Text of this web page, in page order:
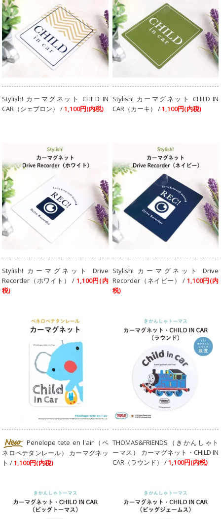
Stylish! カーマグネット CHILD IN
CAR（シェブロン） /1,100円(内税)
Stylish! カーマグネット CHILD IN
CAR（カーキ） /1,100円(内税)
Stylish! カーマグネット Drive
Recorder（ホワイト） / 1,100円(内
税)
Stylish! カーマグネット Drive
Recorder（ネイビー） / 1,100円(内
税)
Penelope tete en l'air（ペ
ネロペテタンレール） カーマグネッ
ト /1,100円(内税)
THOMAS&FRIENDS（きかんしゃト
ーマス） カーマグネット・CHILD IN
CAR（ラウンド） /1,100円(内税)